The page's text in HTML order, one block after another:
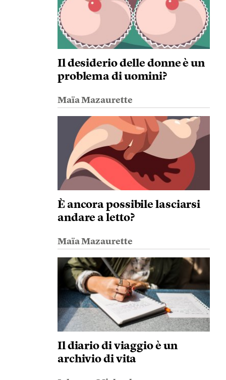
Il desiderio delle donne è un
problema di uomini?
Maïa Mazaurette
È ancora possibile lasciarsi
andare a letto?
Maïa Mazaurette
Il diario di viaggio è un
archivio di vita